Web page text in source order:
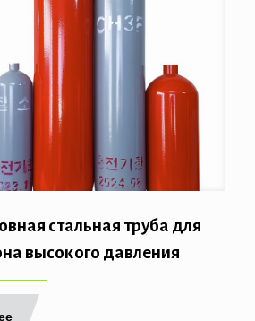
стальная труба для
высокого давления